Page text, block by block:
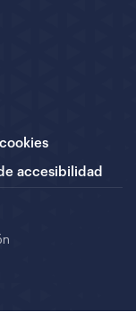
accesibilidad